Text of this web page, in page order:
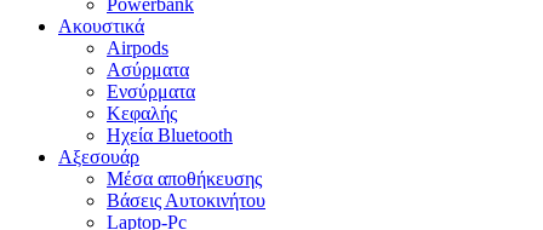
Powerbank
Ακουστικά
Airpods
Ασύρματα
Ενσύρματα
Κεφαλής
Ηχεία Bluetooth
Αξεσουάρ
Μέσα αποθήκευσης
Βάσεις Αυτοκινήτου
Laptop-Pc